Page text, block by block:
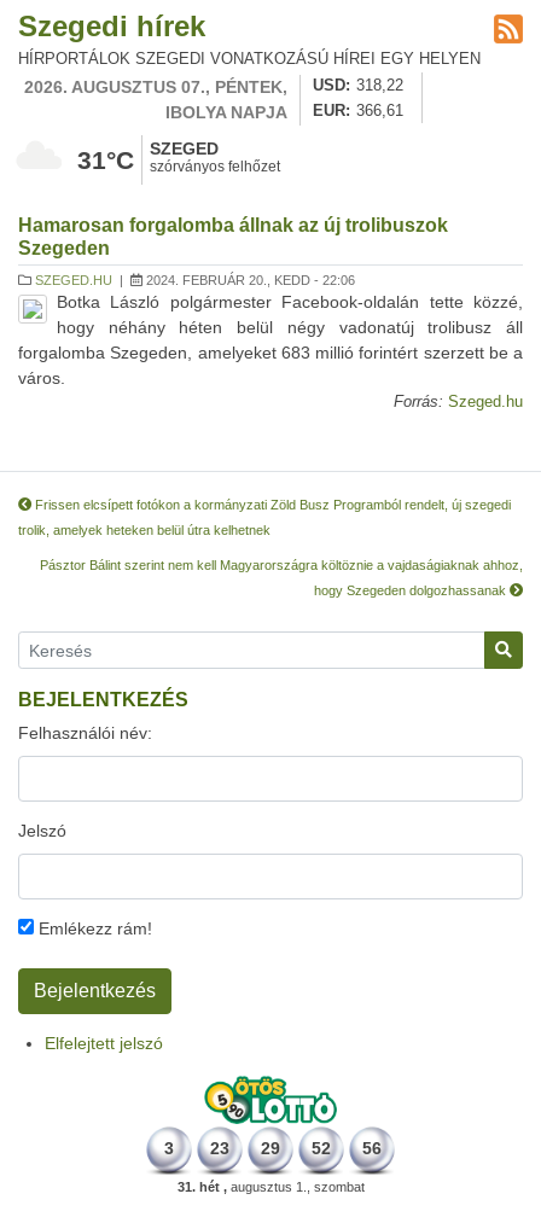
Szegedi hírek
HÍRPORTÁLOK SZEGEDI VONATKOZÁSÚ HÍREI EGY HELYEN
2026. AUGUSZTUS 07., PÉNTEK,
IBOLYA NAPJA
USD
318,22
EUR
366,61
31°C SZEGED
szórványos felhőzet
Hamarosan forgalomba állnak az új trolibuszok
Szegeden
SZEGED.HU | 2024. FEBRUÁR 20., KEDD - 22:06
Botka László polgármester Facebook-oldalán tette közzé,
hogy néhány héten belül négy vadonatúj trolibusz áll
forgalomba Szegeden, amelyeket 683 millió forintért szerzett be a
város.
Forrás: Szeged.hu
Frissen elcsípett fotókon a kormányzati Zöld Busz Programból rendelt, új szegedi
trolik, amelyek heteken belül útra kelhetnek
Pásztor Bálint szerint nem kell Magyarországra költöznie a vajdaságiaknak ahhoz,
hogy Szegeden dolgozhassanak
BEJELENTKEZÉS
Felhasználói név:
Jelszó
Emlékezz rám!
Elfelejtett jelszó
3 23 29 52 56
31. hét ,augusztus 1., szombat